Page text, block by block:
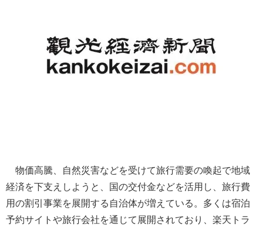
物価高騰、自然災害などを受けて旅行需要の喚起で地域
経済を下支えしようと、国の交付金などを活用し、旅行費
用の割引事業を展開する自治体が増えている。多くは宿泊
予約サイトや旅行会社を通じて展開されており、楽天トラ